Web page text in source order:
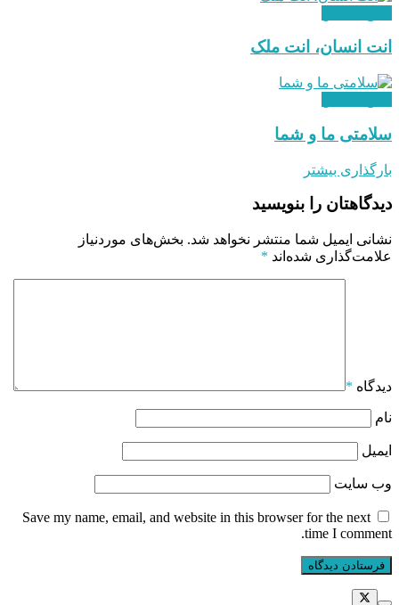
انت انسان،‌ انت ملک
سلامتی ما و شما
بارگذاری بیشتر
دیدگاهتان را بنویسید
نشانی ایمیل شما منتشر نخواهد شد. بخش‌های موردنیاز
علامت‌گذاری شده‌اند *
دیدگاه *
نام
ایمیل
وب‌ سایت
Save my name, email, and website in this browser for the next
time I comment.